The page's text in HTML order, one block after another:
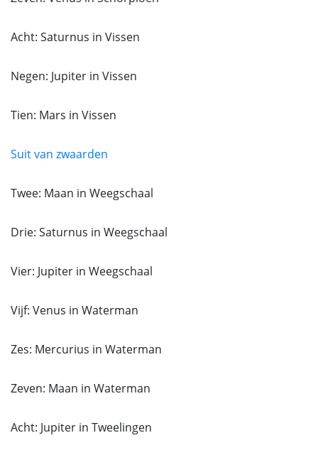
Acht: Saturnus in Vissen
Negen: Jupiter in Vissen
Tien: Mars in Vissen
Suit van zwaarden
Twee: Maan in Weegschaal
Drie: Saturnus in Weegschaal
Vier: Jupiter in Weegschaal
Vijf: Venus in Waterman
Zes: Mercurius in Waterman
Zeven: Maan in Waterman
Acht: Jupiter in Tweelingen